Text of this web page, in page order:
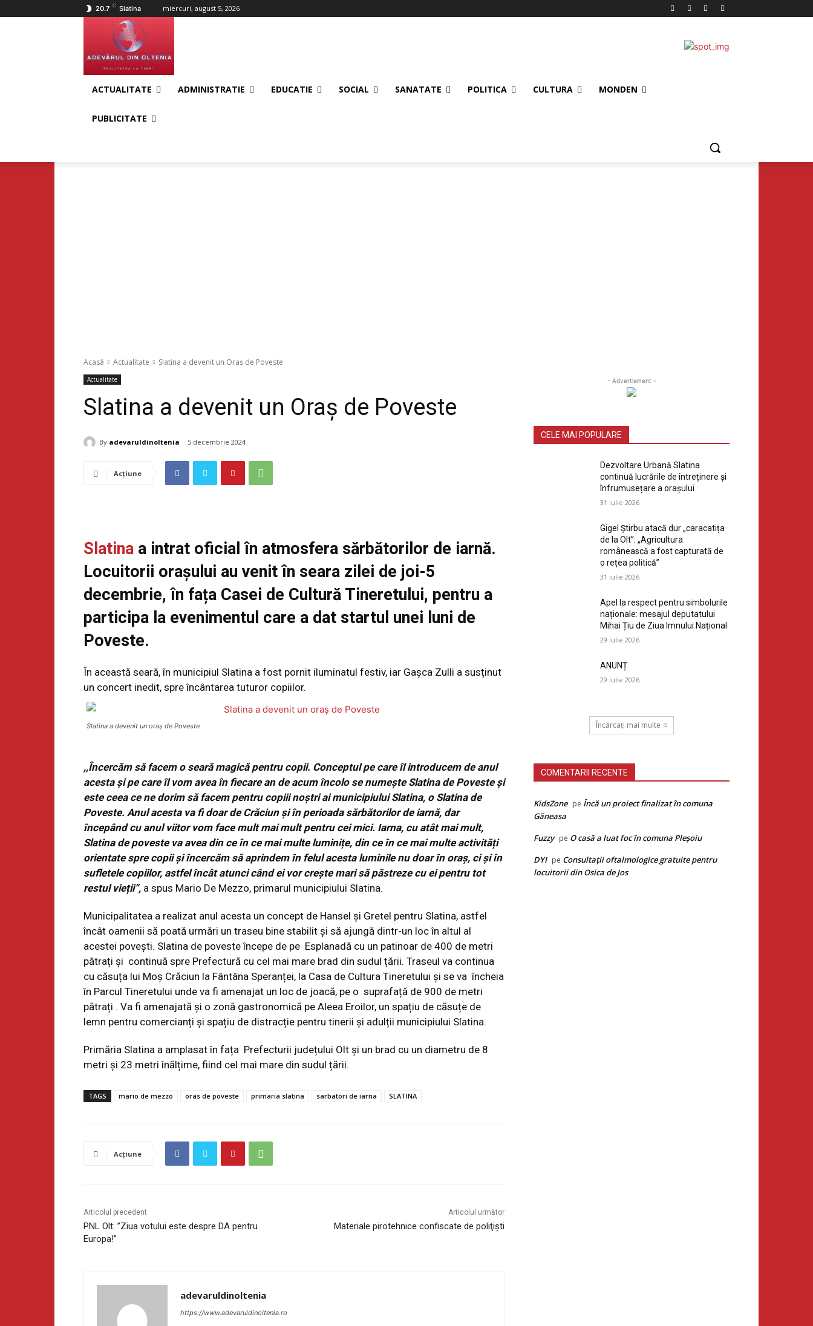
20.7 C Slatina miercuri, august 5, 2026
ACTUALITATE ADMINISTRATIE EDUCATIE SOCIAL SANATATE POLITICA CULTURA MONDEN
PUBLICITATE
Acasă Actualitate Slatina a devenit un Oraș de Poveste
Actualitate
Slatina a devenit un Oraș de Poveste
By adevaruldinoltenia 5 decembrie 2024
Acțiune
Slatina a intrat oficial în atmosfera sărbătorilor de iarnă.
Locuitorii orașului au venit în seara zilei de joi-5
decembrie, în fața Casei de Cultură Tineretului, pentru a
participa la evenimentul care a dat startul unei luni de
Poveste.
În această seară, în municipiul Slatina a fost pornit iluminatul festiv, iar Gașca Zulli a susținut
un concert inedit, spre încântarea tuturor copiilor.
Slatina a devenit un oraș de Poveste
,,Încercăm să facem o seară magică pentru copii. Conceptul pe care îl introducem de anul
acesta și pe care îl vom avea în fiecare an de acum încolo se numește Slatina de Poveste și
este ceea ce ne dorim să facem pentru copiii noștri ai municipiului Slatina, o Slatina de
Poveste. Anul acesta va fi doar de Crăciun și în perioada sărbătorilor de iarnă, dar
începând cu anul viitor vom face mult mai mult pentru cei mici. Iarna, cu atât mai mult,
Slatina de poveste va avea din ce în ce mai multe luminițe, din ce în ce mai multe activități
orientate spre copii și încercăm să aprindem în felul acesta luminile nu doar în oraș, ci și în
sufletele copiilor, astfel încât atunci când ei vor crește mari să păstreze cu ei pentru tot
restul vieții”, a spus Mario De Mezzo, primarul municipiului Slatina.
Municipalitatea a realizat anul acesta un concept de Hansel și Gretel pentru Slatina, astfel
încât oamenii să poată urmări un traseu bine stabilit și să ajungă dintr-un loc în altul al
acestei povești. Slatina de poveste începe de pe Esplanadă cu un patinoar de 400 de metri
pătrați și continuă spre Prefectură cu cel mai mare brad din sudul țării. Traseul va continua
cu căsuța lui Moș Crăciun la Fântâna Speranței, la Casa de Cultura Tineretului și se va încheia
în Parcul Tineretului unde va fi amenajat un loc de joacă, pe o suprafață de 900 de metri
pătrați . Va fi amenajată și o zonă gastronomică pe Aleea Eroilor, un spațiu de căsuțe de
lemn pentru comercianți și spațiu de distracție pentru tinerii și adulții municipiului Slatina.
Primăria Slatina a amplasat în fața Prefecturii județului Olt și un brad cu un diametru de 8
metri și 23 metri înălțime, fiind cel mai mare din sudul țării.
TAGS mario de mezzo oras de poveste primaria slatina sarbatori de iarna SLATINA
Acțiune
Articolul precedent
PNL Olt: ”Ziua votului este despre DA pentru
Europa!”
Articolul următor
Materiale pirotehnice confiscate de poliţişti
adevaruldinoltenia
https://www.adevaruldinoltenia.ro
- Advertisment -
CELE MAI POPULARE
Dezvoltare Urbană Slatina
continuă lucrările de întreținere și
înfrumusețare a orașului
31 iulie 2026
Gigel Știrbu atacă dur „caracatița
de la Olt”: „Agricultura
românească a fost capturată de
o rețea politică”
31 iulie 2026
Apel la respect pentru simbolurile
naționale: mesajul deputatului
Mihai Țiu de Ziua Imnului Național
29 iulie 2026
ANUNȚ
29 iulie 2026
Încărcați mai multe
COMENTARII RECENTE
KidsZone pe Încă un proiect finalizat în comuna
Găneasa
Fuzzy pe O casă a luat foc în comuna Pleșoiu
DYI pe Consultații oftalmologice gratuite pentru
locuitorii din Osica de Jos